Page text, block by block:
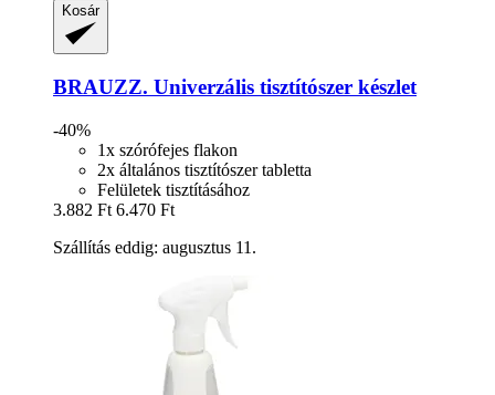
Kosár
BRAUZZ. Univerzális tisztítószer készlet
-40%
1x szórófejes flakon
2x általános tisztítószer tabletta
Felületek tisztításához
3.882 Ft 6.470 Ft
Szállítás eddig: augusztus 11.